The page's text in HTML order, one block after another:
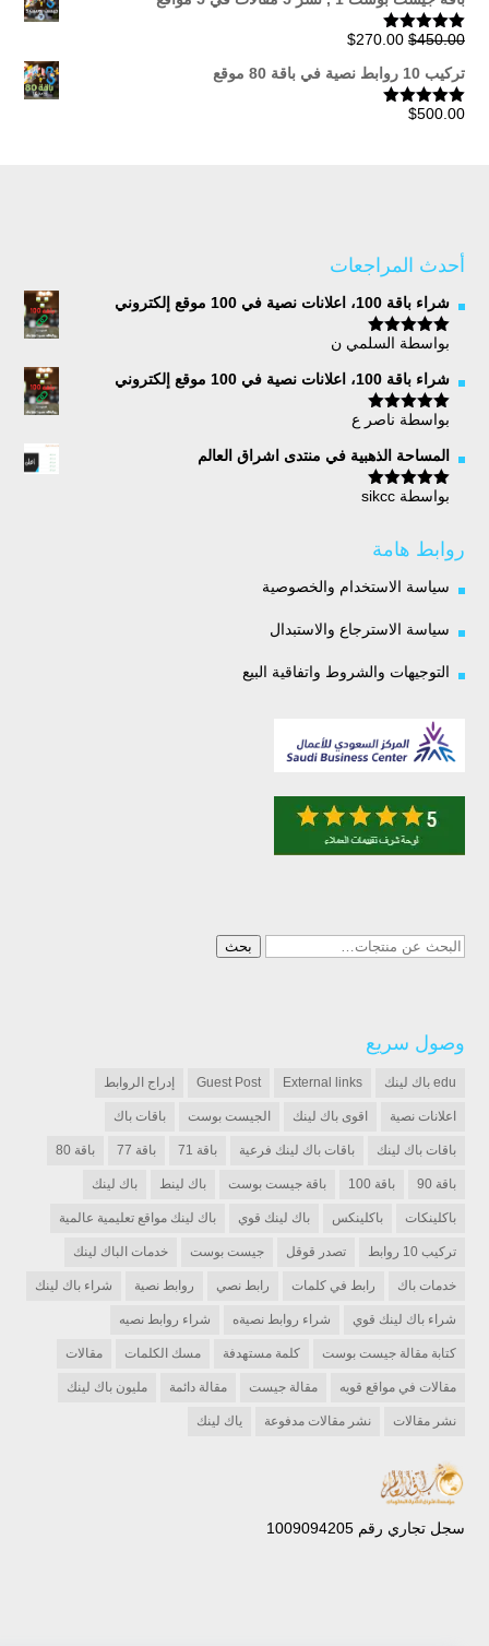
تم التقييم
$450.00
السعر
الأصلي
هو:
$270.00 السعر
تركيب 10 روابط نصية في باقة 80 موقع
تم التقييم
$500.00
أحدث المراجعات
شراء باقة 100، اعلانات نصية في 100 موقع إلكتروني
تم التقييم5
بواسطة السلمي ن
شراء باقة 100، اعلانات نصية في 100 موقع إلكتروني
تم التقييم5
بواسطة ناصر ع
المساحة الذهبية في منتدى اشراق العالم
تم التقييم5
بواسطة sikcc
روابط هامة
سياسة الاستخدام والخصوصية
سياسة الاسترجاع والاستبدال
التوجيهات والشروط واتفاقية البيع
البحث
بحث
وصول سريع
edu باك لينك External links
Guest Post إدراج الروابط
اعلانات نصية اقوى باك لينك الجيست بوست باقات باك
باقات باك لينك باقات باك لينك فرعية باقة 71 باقة 77 باقة 80
باقة 90 باقة 100 باقة جيست بوست باك لينط باك لينك
باكلينكات باكلينكس باك لينك قوي باك لينك مواقع تعليمية عالمية
تركيب 10 روابط تصدر قوقل جيست بوست خدمات الباك لينك
خدمات باك رابط في كلمات رابط نصي روابط نصية شراء باك لينك
شراء باك لينك قوي شراء روابط نصيةه شراء روابط نصيه
كتابة مقالة جيست بوست كلمة مستهدفة مسك الكلمات مقالات
مقالات في مواقع قويه مقالة جيست مقالة دائمة مليون باك لينك
نشر مقالات نشر مقالات مدفوعة ياك لينك
سجل تجاري رقم 1009094205